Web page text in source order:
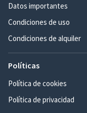
Datos importantes
Condiciones de uso
Condiciones de alquiler
Políticas
Política de cookies
Política de privacidad